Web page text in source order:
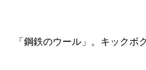
「鋼鉄のウール」。キックボ